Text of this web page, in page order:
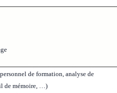
de formation, analyse de
de mémoire, …)